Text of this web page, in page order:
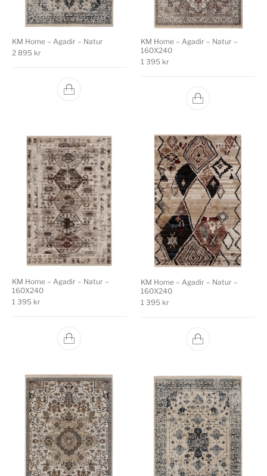
KM Home – Agadir – Natur
2 895 kr
KM Home – Agadir – Natur –
160X240
1 395 kr
KM Home – Agadir – Natur –
160X240
1 395 kr
KM Home – Agadir – Natur –
160X240
1 395 kr